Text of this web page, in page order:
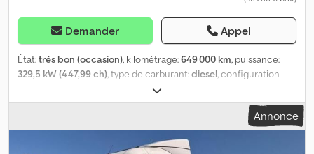
Demander Appel
État:très bon (occasion), kilométrage:649 000 km, puissance:
329,5 kW (447,99 ch) , type de carburant:diesel , configuration
, freins:
cabine conducteur:cabine couchette, type d'engrenage:
, Année de construction:2019,
Équipement:ABS, EBS (Système de freinage électronique),
airbag, blocage de différentiel, climatisation, contrôle de
Annonce